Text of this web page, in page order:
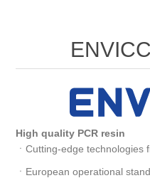
High quality PCR resin
ㆍCutting-edge technologies
ㆍEuropean operational